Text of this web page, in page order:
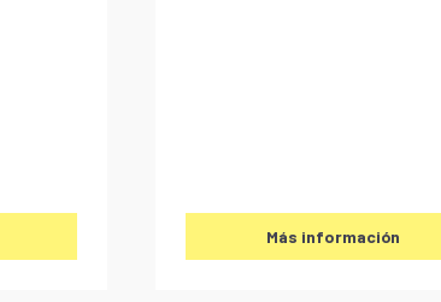
Más información